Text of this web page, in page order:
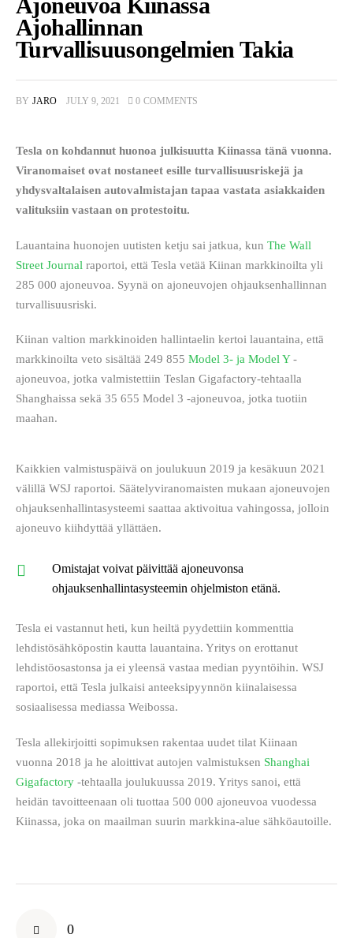
Ajoneuvoa Kiinassa
Ajohallinnan
Turvallisuusongelmien Takia
BY JARO JULY 9, 2021 0 COMMENTS
Tesla on kohdannut huonoa julkisuutta Kiinassa tänä vuonna.
Viranomaiset ovat nostaneet esille turvallisuusriskejä ja
yhdysvaltalaisen autovalmistajan tapaa vastata asiakkaiden
valituksiin vastaan on protestoitu.
Lauantaina huonojen uutisten ketju sai jatkua, kun The Wall
Street Journal raportoi, että Tesla vetää Kiinan markkinoilta yli
285 000 ajoneuvoa. Syynä on ajoneuvojen ohjauksenhallinnan
turvallisuusriski.
Kiinan valtion markkinoiden hallintaelin kertoi lauantaina, että
markkinoilta veto sisältää 249 855 Model 3- ja Model Y -
ajoneuvoa, jotka valmistettiin Teslan Gigafactory-tehtaalla
Shanghaissa sekä 35 655 Model 3 -ajoneuvoa, jotka tuotiin
maahan.
Kaikkien valmistuspäivä on joulukuun 2019 ja kesäkuun 2021
välillä WSJ raportoi. Säätelyviranomaisten mukaan ajoneuvojen
ohjauksenhallintasysteemi saattaa aktivoitua vahingossa, jolloin
ajoneuvo kiihdyttää yllättäen.
Omistajat voivat päivittää ajoneuvonsa
ohjauksenhallintasysteemin ohjelmiston etänä.
Tesla ei vastannut heti, kun heiltä pyydettiin kommenttia
lehdistösähköpostin kautta lauantaina. Yritys on erottanut
lehdistöosastonsa ja ei yleensä vastaa median pyyntöihin. WSJ
raportoi, että Tesla julkaisi anteeksipyynnön kiinalaisessa
sosiaalisessa mediassa Weibossa.
Tesla allekirjoitti sopimuksen rakentaa uudet tilat Kiinaan
vuonna 2018 ja he aloittivat autojen valmistuksen Shanghai
Gigafactory -tehtaalla joulukuussa 2019. Yritys sanoi, että
heidän tavoitteenaan oli tuottaa 500 000 ajoneuvoa vuodessa
Kiinassa, joka on maailman suurin markkina-alue sähköautoille.
0